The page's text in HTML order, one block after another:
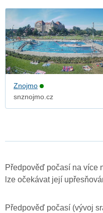
Znojmo
snznojmo.cz
Předpověď počasí na více
lze očekávat její
Předpověď počasí (vývoj